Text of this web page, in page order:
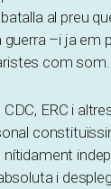
al preu
–i ja em
com som.
ERC i
i